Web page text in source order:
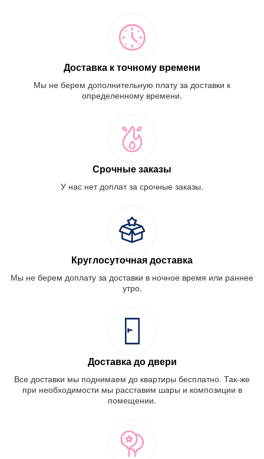
Доставка к точному времени
Мы не берем дополнительную плату за доставки к
определенному времени.
Срочные заказы
У нас нет доплат за срочные заказы.
Круглосуточная доставка
Мы не берем доплату за доставки в ночное время или раннее
утро.
Доставка до двери
Все доставки мы поднимаем до квартиры бесплатно. Так-же
при необходимости мы расставим шары и композиции в
помещении.